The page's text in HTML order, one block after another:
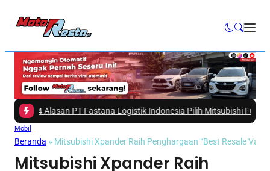
4 Alasan PT Fastana Logistik Indonesia Pilih Mitsubishi Fuso
Mobil
Beranda » Mitsubishi Xpander Raih Penghargaan “Best Resale
Mitsubishi Xpander Raih